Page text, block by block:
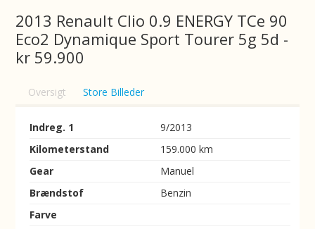
2013 Renault Clio 0.9 ENERGY TCe 90
Eco2 Dynamique Sport Tourer 5g 5d -
kr 59.900
Oversigt Store Billeder
Indreg. 1
9/2013
Kilometerstand
159.000 km
Gear
Manuel
Brændstof
Benzin
Farve